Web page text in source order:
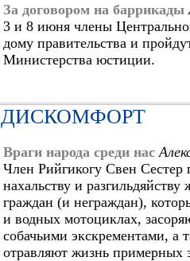
За договором на баррикады
3 и 8 июня члены
дому правительства и
Министерства юстиции.
ДИСКОМФОРТ
Враги народа среди нас
Член Рийгикогу Свен Сестер
нахальству и
граждан (и неграждан),
и водных мотоциклах,
собачьими экскрементами, а
отравляют жизнь примерных